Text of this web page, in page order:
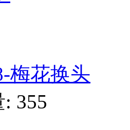
梅花换头
355